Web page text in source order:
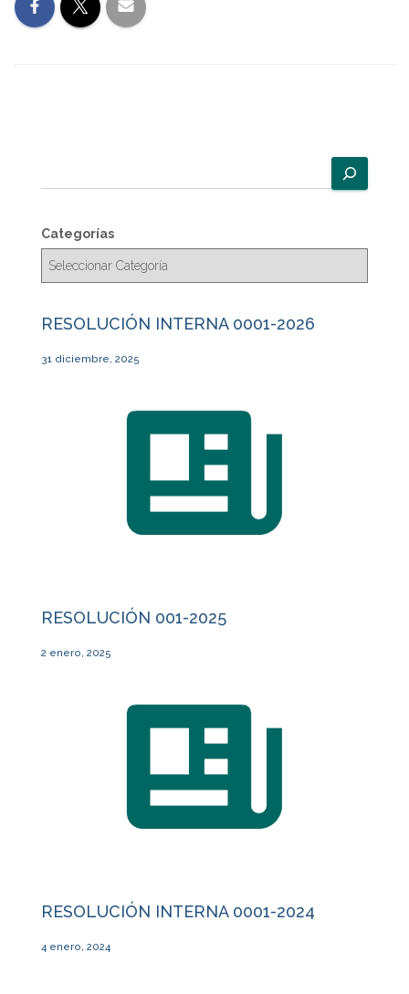
u
c
a
Categorías
RESOLUCIÓN INTERNA 0001-2026
31 diciembre, 2025
RESOLUCIÓN 001-2025
2 enero, 2025
RESOLUCIÓN INTERNA 0001-2024
4 enero, 2024